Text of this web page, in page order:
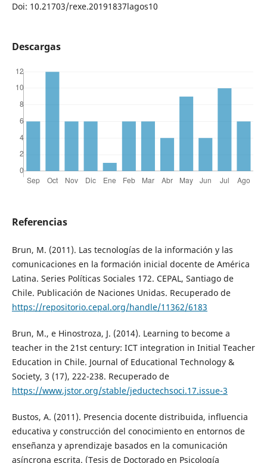
Doi: 10.21703/rexe.20191837lagos10
Descargas
Referencias
Brun, M. (2011). Las tecnologías de la información y las
comunicaciones en la formación inicial docente de América
Latina. Series Políticas Sociales 172. CEPAL, Santiago de
Chile. Publicación de Naciones Unidas. Recuperado de
https://repositorio.cepal.org/handle/11362/6183
Brun, M., e Hinostroza, J. (2014). Learning to become a
teacher in the 21st century: ICT integration in Initial Teacher
Education in Chile. Journal of Educational Technology &
Society, 3 (17), 222-238. Recuperado de
https://www.jstor.org/stable/jeductechsoci.17.issue-3
Bustos, A. (2011). Presencia docente distribuida, influencia
educativa y construcción del conocimiento en entornos de
enseñanza y aprendizaje basados en la comunicación
asíncrona escrita. (Tesis de Doctorado en Psicología